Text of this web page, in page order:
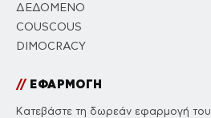
ΔΕΔΟΜΕΝΟ
COUSCOUS
DIMOCRACY
//ΕΦΑΡΜΟΓΗ
Κατεβάστε τη δωρεάν εφαρμογή του